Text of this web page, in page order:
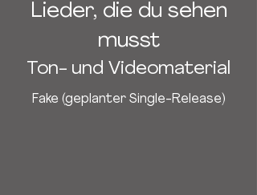
Lieder, die du sehen
musst
Ton- und Videomaterial
Fake (geplanter Single-Release)